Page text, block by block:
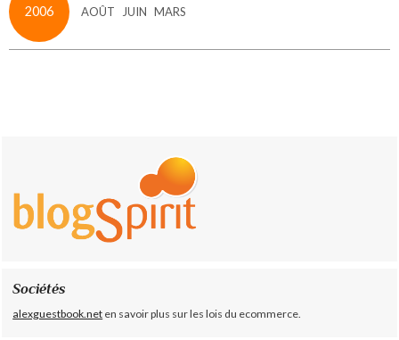
2006 AOÛT JUIN MARS
Sociétés
alexguestbook.net en savoir plus sur les lois du ecommerce.